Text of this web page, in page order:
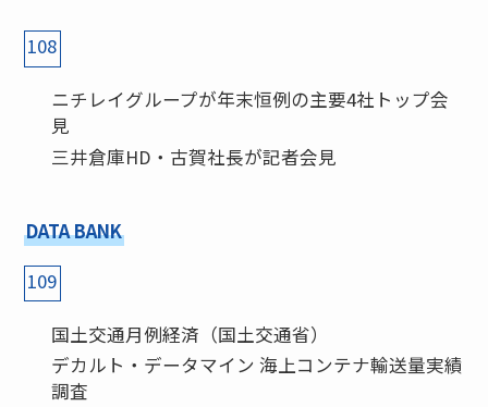
108
ニチレイグループが年末恒例の主要4社トップ会
見
三井倉庫HD・古賀社長が記者会見
DATA BANK
109
国土交通月例経済（国土交通省）
デカルト・データマイン 海上コンテナ輸送量実績
調査